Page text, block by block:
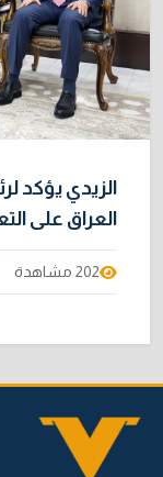
الزيدي يؤكد
العراق على
202 مشاهدة